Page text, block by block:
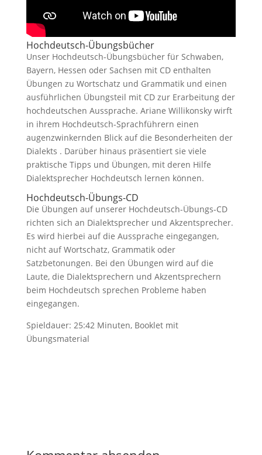
Hochdeutsch-Übungsbücher
Unser Hochdeutsch-Übungsbücher für Schwaben,
Bayern, Hessen oder Sachsen mit CD enthalten
Übungen zu Wortschatz und Grammatik und einen
ausführlichen Übungsteil mit CD zur Erarbeitung der
hochdeutschen Aussprache. Ariane Willikonsky wirft
in ihrem Hochdeutsch-Sprachführern einen
augenzwinkernden Blick auf die Besonderheiten der
Dialekts . Darüber hinaus präsentiert sie viele
praktische Tipps und Übungen, mit deren Hilfe
Dialektsprecher Hochdeutsch lernen können.
Hochdeutsch-Übungs-CD
Die Übungen auf unserer Hochdeutsch-Übungs-CD
richten sich an Dialektsprecher und Akzentsprecher.
Es wird hierbei auf die Aussprache eingegangen,
nicht auf Wortschatz, Grammatik oder
Satzbetonungen. Bei den Übungen wird auf die
Laute, die Dialektsprechern und Akzentsprechern
beim Hochdeutsch sprechen Probleme haben
eingegangen.
Spieldauer: 25:42 Minuten, Booklet mit
Übungsmaterial